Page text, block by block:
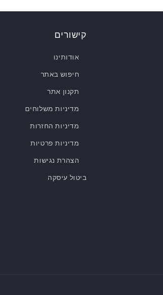
קישורים
אודותינו
חיפוש באתר
תקנון אתר
מדיניות משלוחים
מדיניות החזרות
מדיניות פרטיות
הצהרת נגישות
ביטול עיסקה